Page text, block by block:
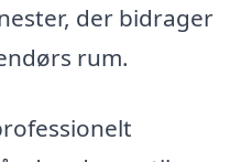
der bidrager
rum.